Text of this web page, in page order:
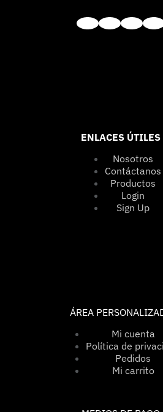
ENLACES ÚTILES
Nosotros
Contáctanos
Productos
Login
Sign Up
ÁREA
Mi cuenta
Política de
Pedidos
Mi carrito